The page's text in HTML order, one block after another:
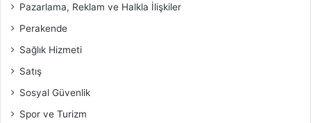
Pazarlama, Reklam ve Halkla İlişkiler
Perakende
Sağlık Hizmeti
Satış
Sosyal Güvenlik
Spor ve Turizm